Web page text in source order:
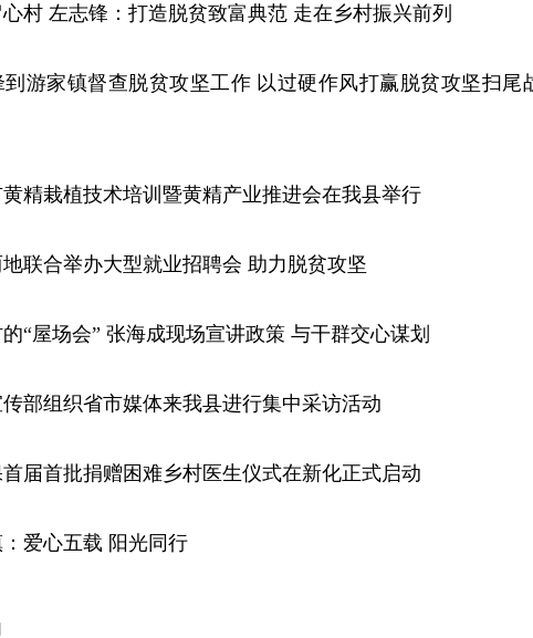
村 左志锋：打造脱贫致富典范 走在乡村振兴前列
到游家镇督查脱贫攻坚工作 以过硬作风打赢脱贫攻坚扫尾
精栽植技术培训暨黄精产业推进会在我县举行
联合举办大型就业招聘会 助力脱贫攻坚
“屋场会” 张海成现场宣讲政策 与干群交心谋划
部组织省市媒体来我县进行集中采访活动
届首批捐赠困难乡村医生仪式在新化正式启动
爱心五载 阳光同行